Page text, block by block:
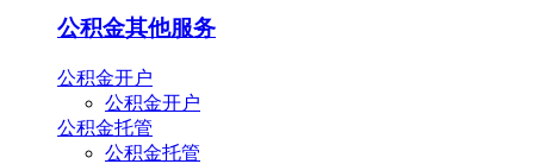
公积金其他服务
公积金开户
公积金开户
公积金托管
公积金托管